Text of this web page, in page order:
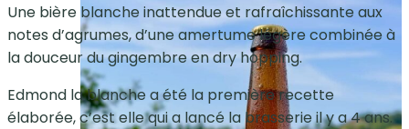
Une bière blanche inattendue et rafraîchissante aux
notes d’agrumes, d’une amertume légère combinée à
la douceur du gingembre en dry hopping.
Edmond la blanche a été la première recette
élaborée, c’est elle qui a lancé la brasserie il y a 4 ans.